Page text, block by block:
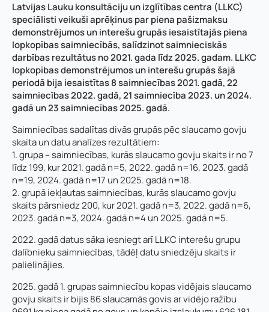
Latvijas Lauku konsultāciju un izglītības centra (LLKC)
speciālisti veikuši aprēķinus par piena pašizmaksu
demonstrējumos un interešu grupās iesaistītajās piena
lopkopības saimniecībās, salīdzinot saimnieciskās
darbības rezultātus no 2021. gada līdz 2025. gadam. LLKC
lopkopības demonstrējumos un interešu grupās šajā
periodā bija iesaistītas 8 saimniecības 2021. gadā, 22
saimniecības 2022. gadā, 21 saimniecība 2023. un 2024.
gadā un 23 saimniecības 2025. gadā.
Saimniecības sadalītas divās grupās pēc slaucamo govju
skaita un datu analīzes rezultātiem:
1. grupa – saimniecības, kurās slaucamo govju skaits ir no 7
līdz 199, kur 2021. gadā n=5, 2022. gadā n=16, 2023. gadā
n=19, 2024. gadā n=17 un 2025. gadā n=18.
2. grupā iekļautas saimniecības, kurās slaucamo govju
skaits pārsniedz 200, kur 2021. gadā n=3, 2022. gadā n=6,
2023. gadā n=3, 2024. gadā n=4 un 2025. gadā n=5.
2022. gadā datus sāka iesniegt arī LLKC interešu grupu
dalībnieku saimniecības, tādēļ datu sniedzēju skaits ir
palielinājies.
2025. gadā 1. grupas saimniecību kopas vidējais slaucamo
govju skaits ir bijis 86 slaucamās govis ar vidējo ražību